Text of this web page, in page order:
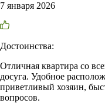
7 января 2026
Достоинства:
Отличная квартира со
досуга. Удобное
приветливый хозяин,
вопросов.